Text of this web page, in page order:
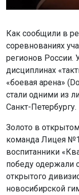
Как сообщили в
соревнованиях
регионов России.
дисциплинах
«боевая арена»
стали одними из
Санкт-Петербургу.
Золото в
команда Лицея
воспитанники
победу одержали
открытого
новосибирской